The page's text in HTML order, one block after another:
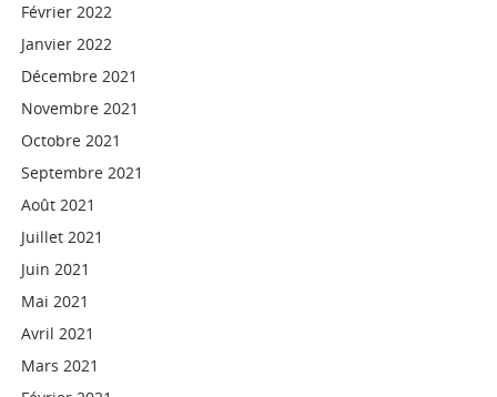
Février 2022
Janvier 2022
Décembre 2021
Novembre 2021
Octobre 2021
Septembre 2021
Août 2021
Juillet 2021
Juin 2021
Mai 2021
Avril 2021
Mars 2021